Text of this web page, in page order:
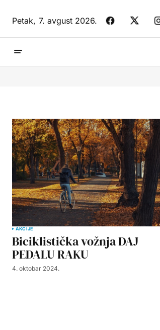
Petak,7. avgust 2026.
AKCIJE
Biciklistička vožnja DAJ
PEDALU RAKU
4. oktobar 2024.